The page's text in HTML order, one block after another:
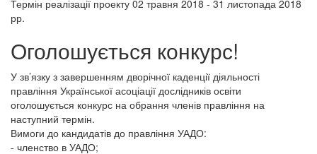
Термін реалізації проекту 02 травня 2018 - 31 листопада 2018
рр.
Оголошується конкурс!
У зв’язку з завершенням дворічної каденції діяльності
правління Української асоціації дослідників освіти
оголошується конкурс на обрання членів правління на
наступний термін.
Вимоги до кандидатів до правління УАДО:
- членство в УАДО;